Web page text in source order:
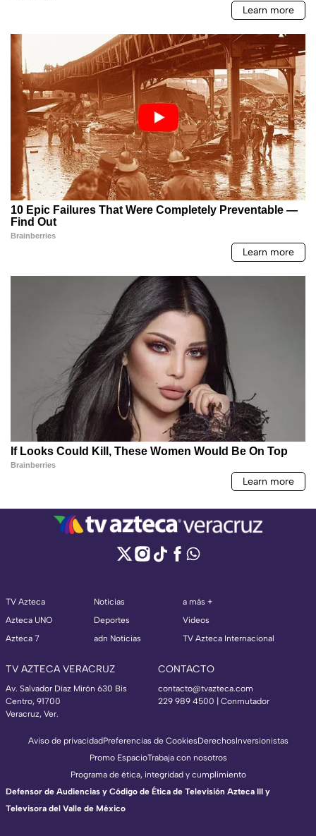
TV Azteca
Azteca UNO
Azteca 7
Noticias
Deportes
adn Noticias
a más +
Videos
TV Azteca Internacional
TV AZTECA VERACRUZ
Av. Salvador Díaz Mirón 630 Bis
Centro, 91700
Veracruz, Ver.
CONTACTO
contacto@tvazteca.com
229 989 4500 | Conmutador
Aviso de privacidadPreferencias de CookiesDerechosInversionistas
Promo EspacioTrabaja con nosotros
Programa de ética, integridad y cumplimiento
Defensor de Audiencias y Código de Ética de Televisión Azteca III y
Televisora del Valle de México